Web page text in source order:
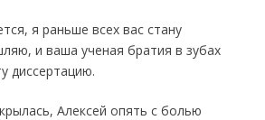
я раньше всех вас стану
и ваша ученая братия в зубах
диссертацию.
Алексей опять с болью